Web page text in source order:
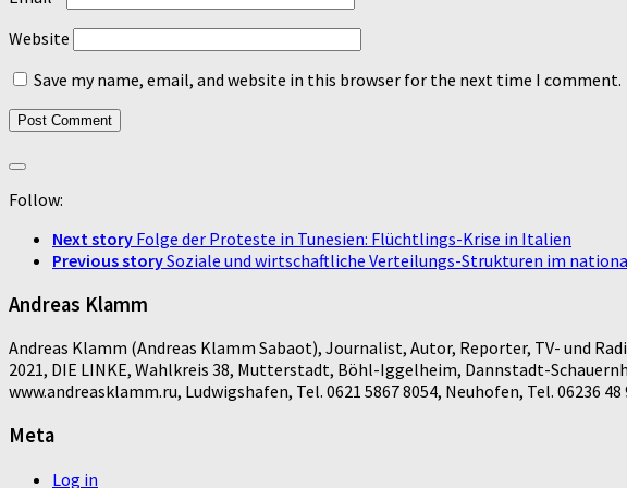
Website
Save my name, email, and website in this browser for the next time I comment.
Follow:
Next story Folge der Proteste in Tunesien: Flüchtlings-Krise in Italien
Previous storySoziale und wirtschaftliche Verteilungs-Strukturen im
Andreas Klamm
Andreas Klamm (Andreas Klamm Sabaot), Journalist, Autor, Reporter, TV- und
2021, DIE LINKE, Wahlkreis 38, Mutterstadt, Böhl-Iggelheim, Dannstadt-
www.andreasklamm.ru, Ludwigshafen, Tel. 0621 5867 8054, Neuhofen, Tel. 06236 48
Meta
Log in